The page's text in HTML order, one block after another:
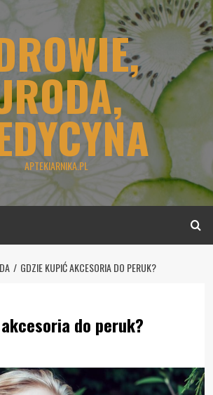
APTEKIARNIKA.PL
GDZIE KUPIĆ AKCESORIA DO PERUK?
do peruk?